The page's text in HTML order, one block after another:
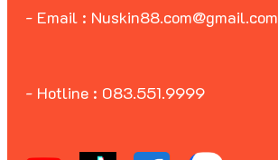
- Email : Nuskin88.com@gmail.com
- Hotline : 083.551.9999